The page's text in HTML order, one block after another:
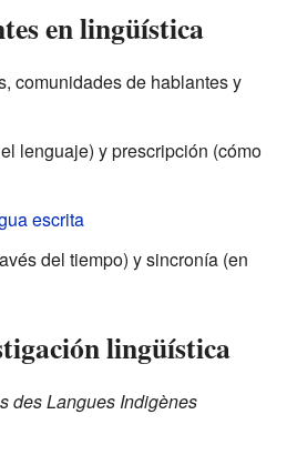
en lingüística
comunidades de hablantes y
lenguaje) y prescripción (cómo
escrita
del tiempo) y sincronía (en
lingüística
des Langues Indigènes